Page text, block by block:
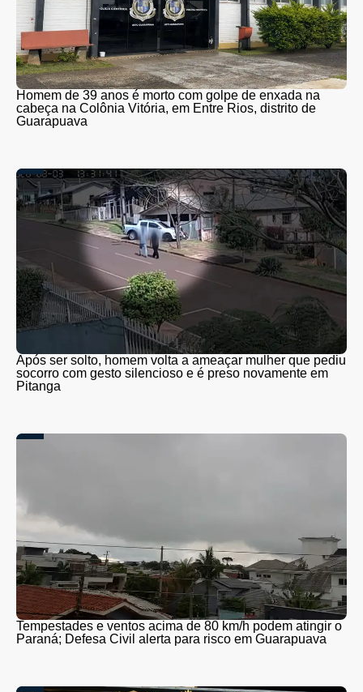
Homem de 39 anos é morto com golpe de enxada na
cabeça na Colônia Vitória, em Entre Rios, distrito de
Guarapuava
Após ser solto, homem volta a ameaçar mulher que pediu
socorro com gesto silencioso e é preso novamente em
Pitanga
Tempestades e ventos acima de 80 km/h podem atingir o
Paraná; Defesa Civil alerta para risco em Guarapuava